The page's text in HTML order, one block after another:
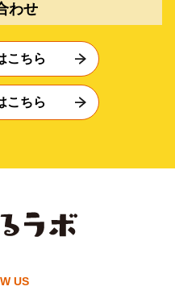
わせ
こちら
こちら
US